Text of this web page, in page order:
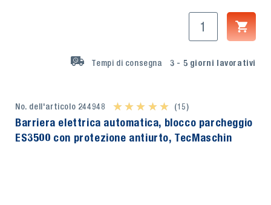
Tempi di consegna 3 - 5 giorni lavorativi
No. dell'articolo 244948 ★ ★ ★ ★ ★
★ ★ ★ ★ ★ (15)
Barriera elettrica automatica, blocco parcheggio
ES3500 con protezione antiurto, TecMaschin